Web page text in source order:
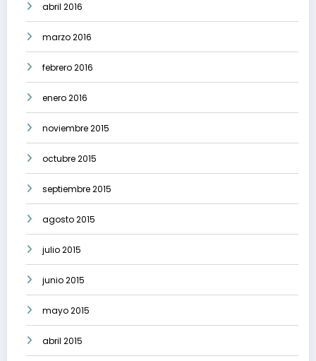
abril 2016
marzo 2016
febrero 2016
enero 2016
noviembre 2015
octubre 2015
septiembre 2015
agosto 2015
julio 2015
junio 2015
mayo 2015
abril 2015